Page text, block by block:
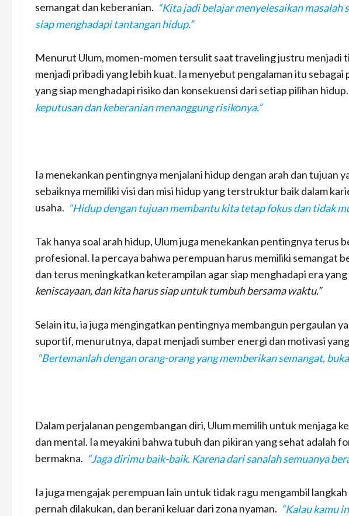
semangat dan keberanian. “Kita jadi belajar menyelesaikan
siap menghadapi tantangan hidup.”
Menurut Ulum, momen-momen tersulit saat traveling justru menjadi
menjadi pribadi yang lebih kuat. Ia menyebut pengalaman itu sebagai
yang siap menghadapi risiko dan konsekuensi dari setiap pilihan hidup.
keputusan dan keberanian menanggung risikonya.”
Ia menekankan pentingnya menjalani hidup dengan arah dan tujuan
sebaiknya memiliki visi dan misi hidup yang terstruktur baik dalam
usaha. “Hidup dengan tujuan membantu kita tetap fokus dan tidak
Tak hanya soal arah hidup, Ulum juga menekankan pentingnya terus
profesional. Ia percaya bahwa perempuan harus memiliki semangat
dan terus meningkatkan keterampilan agar siap menghadapi era
keniscayaan, dan kita harus siap untuk tumbuh bersama waktu.”
Selain itu, ia juga mengingatkan pentingnya membangun pergaulan
suportif, menurutnya, dapat menjadi sumber energi dan motivasi
“Bertemanlah dengan orang-orang yang memberikan semangat,
Dalam perjalanan pengembangan diri, Ulum memilih untuk menjaga
dan mental. Ia meyakini bahwa tubuh dan pikiran yang sehat adalah
bermakna. “Jaga dirimu baik-baik. Karena dari sanalah semuanya
Ia juga mengajak perempuan lain untuk tidak ragu mengambil
pernah dilakukan, dan berani keluar dari zona nyaman. “Kalau kamu